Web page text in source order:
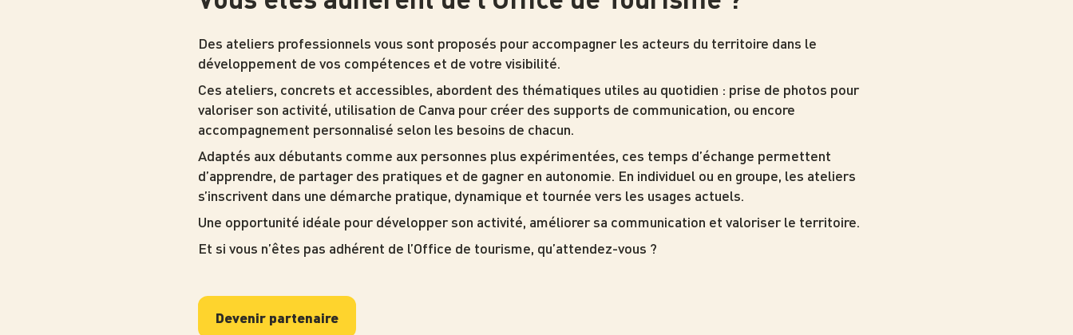
Des ateliers professionnels vous sont proposés pour accompagner les acteurs du territoire dans le
développement de vos compétences et de votre visibilité.
Ces ateliers, concrets et accessibles, abordent des thématiques utiles au quotidien : prise de photos pour
valoriser son activité, utilisation de Canva pour créer des supports de communication, ou encore
accompagnement personnalisé selon les besoins de chacun.
Adaptés aux débutants comme aux personnes plus expérimentées, ces temps d’échange permettent
d’apprendre, de partager des pratiques et de gagner en autonomie. En individuel ou en groupe, les ateliers
s’inscrivent dans une démarche pratique, dynamique et tournée vers les usages actuels.
Une opportunité idéale pour développer son activité, améliorer sa communication et valoriser le territoire.
Et si vous n’êtes pas adhérent de l’Office de tourisme, qu’attendez-vous ?
Devenir partenaire